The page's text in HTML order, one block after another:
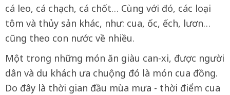
cá leo, cá chạch, cá chốt… Cùng với đó, các loại
tôm và thủy sản khác, như: cua, ốc, ếch, lươn…
cũng theo con nước về nhiều.
Một trong những món ăn giàu can-xi, được người
dân và du khách ưa chuộng đó là món cua đồng.
Do đây là thời gian đầu mùa mưa - thời điểm cua